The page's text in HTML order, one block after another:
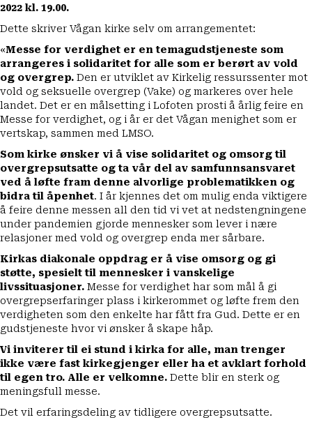
2022 kl. 19.00.
Dette skriver Vågan kirke selv om arrangementet:
«Messe for verdighet er en temagudstjeneste som
arrangeres i solidaritet for alle som er berørt av vold
og overgrep. Den er utviklet av Kirkelig ressurssenter mot
vold og seksuelle overgrep (Vake) og markeres over hele
landet. Det er en målsetting i Lofoten prosti å årlig feire en
Messe for verdighet, og i år er det Vågan menighet som er
vertskap, sammen med LMSO.
Som kirke ønsker vi å vise solidaritet og omsorg til
overgrepsutsatte og ta vår del av samfunnsansvaret
ved å løfte fram denne alvorlige problematikken og
bidra til åpenhet. I år kjennes det om mulig enda viktigere
å feire denne messen all den tid vi vet at nedstengningene
under pandemien gjorde mennesker som lever i nære
relasjoner med vold og overgrep enda mer sårbare.
Kirkas diakonale oppdrag er å vise omsorg og gi
støtte, spesielt til mennesker i vanskelige
livssituasjoner. Messe for verdighet har som mål å gi
overgrepserfaringer plass i kirkerommet og løfte frem den
verdigheten som den enkelte har fått fra Gud. Dette er en
gudstjeneste hvor vi ønsker å skape håp.
Vi inviterer til ei stund i kirka for alle, man trenger
ikke være fast kirkegjenger eller ha et avklart forhold
til egen tro. Alle er velkomne. Dette blir en sterk og
meningsfull messe.
Det vil erfaringsdeling av tidligere overgrepsutsatte.